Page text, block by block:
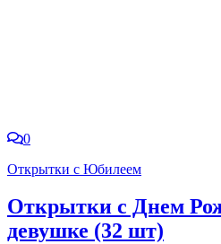
0
Открытки с Юбилеем
Открытки с Днем
девушке (32 шт)